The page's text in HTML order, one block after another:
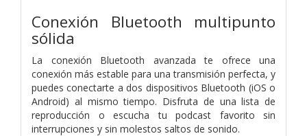
Conexión Bluetooth multipunto
sólida
La conexión Bluetooth avanzada te ofrece una
conexión más estable para una transmisión perfecta, y
puedes conectarte a dos dispositivos Bluetooth (iOS o
Android) al mismo tiempo. Disfruta de una lista de
reproducción o escucha tu podcast favorito sin
interrupciones y sin molestos saltos de sonido.